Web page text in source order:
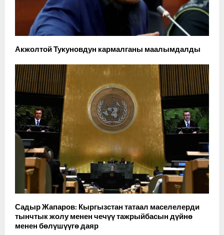
Акжолтой Тукуновдун кармалганы маалымдалды
Садыр Жапаров: Кыргызстан татаал маселелерди
тынчтык жолу менен чечүү тажрыйбасын дүйнө
менен бөлүшүүгө даяр